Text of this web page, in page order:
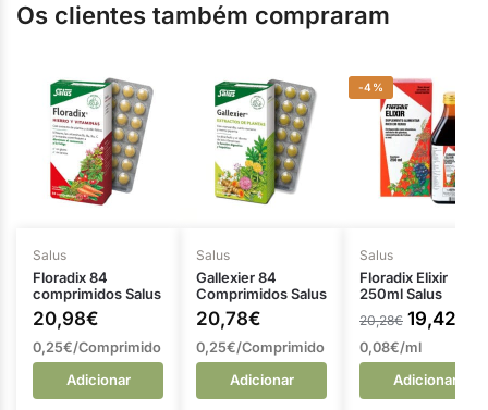
Os clientes também compraram
Salus
Floradix 84
comprimidos Salus
20,98€
0,25€/Comprimido
Adicionar
Salus
Gallexier 84
Comprimidos Salus
20,78€
0,25€/Comprimido
Adicionar
-4%
Salus
Floradix Elixir
250ml Salus
20,28€ 19,42
0,08€/ml
Adicionar